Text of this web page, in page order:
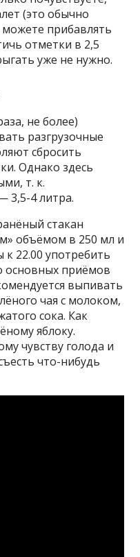
(это обычно
можете прибавлять
отметки в 2,5
уже не нужно.
не более)
разгрузочные
сбросить
Однако здесь
т. к.
3,5-4 литра.
стакан
объёмом в 250 мл и
к 22.00 употребить
приёмов
выпивать
чая с молоком,
сока. Как
яблоку.
чувству голода и
что-нибудь